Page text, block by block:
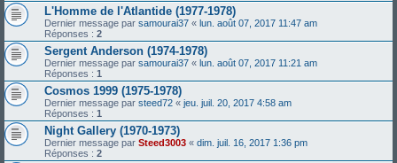
L'Homme de l'Atlantide (1977-1978)
Dernier message par samourai37 « lun. août 07, 2017 11:47 am
Réponses : 2
Sergent Anderson (1974-1978)
Dernier message par samourai37 « lun. août 07, 2017 11:21 am
Réponses : 1
Cosmos 1999 (1975-1978)
Dernier message par steed72 « jeu. juil. 20, 2017 4:58 am
Réponses : 1
Night Gallery (1970-1973)
Dernier message par Steed3003 « dim. juil. 16, 2017 1:36 pm
Réponses : 2